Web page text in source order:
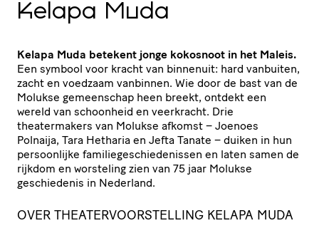
Kelapa Muda
Kelapa Muda betekent jonge kokosnoot in het Maleis.
Een symbool voor kracht van binnenuit: hard vanbuiten,
zacht en voedzaam vanbinnen. Wie door de bast van de
Molukse gemeenschap heen breekt, ontdekt een
wereld van schoonheid en veerkracht. Drie
theatermakers van Molukse afkomst – Joenoes
Polnaija, Tara Hetharia en Jefta Tanate – duiken in hun
persoonlijke familiegeschiedenissen en laten samen de
rijkdom en worsteling zien van 75 jaar Molukse
geschiedenis in Nederland.
OVER THEATERVOORSTELLING KELAPA MUDA